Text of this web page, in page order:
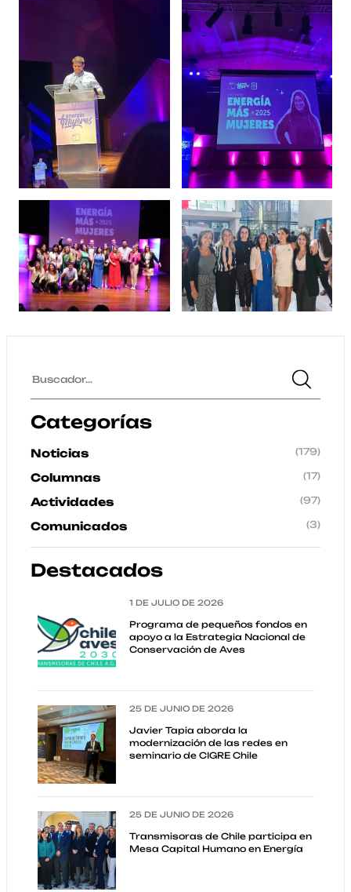
Categorías
Noticias (179)
Columnas (17)
Actividades (97)
Comunicados (3)
Destacados
1 DE JULIO DE 2026
Programa de pequeños fondos en
apoyo a la Estrategia Nacional de
Conservación de Aves
25 DE JUNIO DE 2026
Javier Tapia aborda la
modernización de las redes en
seminario de CIGRE Chile
25 DE JUNIO DE 2026
Transmisoras de Chile participa en
Mesa Capital Humano en Energía